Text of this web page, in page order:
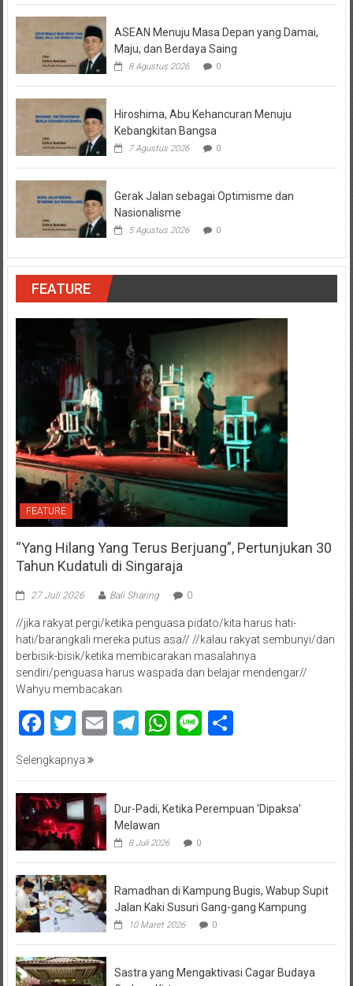
ASEAN Menuju Masa Depan yang Damai,
Maju, dan Berdaya Saing
8 Agustus 2026 0
Hiroshima, Abu Kehancuran Menuju
Kebangkitan Bangsa
7 Agustus 2026 0
Gerak Jalan sebagai Optimisme dan
Nasionalisme
5 Agustus 2026 0
FEATURE
FEATURE
“Yang Hilang Yang Terus Berjuang”, Pertunjukan 30
Tahun Kudatuli di Singaraja
27 Juli 2026 Bali Sharing 0
//jika rakyat pergi/ketika penguasa pidato/kita harus hati-
hati/barangkali mereka putus asa// //kalau rakyat sembunyi/dan
berbisik-bisik/ketika membicarakan masalahnya
sendiri/penguasa harus waspada dan belajar mendengar//
Wahyu membacakan
Facebook
Twitter
EmailTelegram
WhatsApp
LineShare
Selengkapnya
Dur-Padi, Ketika Perempuan ‘Dipaksa’
Melawan
8 Juli 2026 0
Ramadhan di Kampung Bugis, Wabup Supit
Jalan Kaki Susuri Gang-gang Kampung
10 Maret 2026 0
Sastra yang Mengaktivasi Cagar Budaya